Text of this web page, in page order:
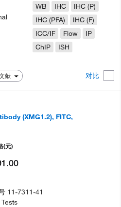
献 对比
WB
IHC
IHC (P)
IHC (PFA)
IHC (F)
ICC/IF
Flow
IP
ChIP
ISH
(XMG1.2), FITC,
(元)
11-7311-41